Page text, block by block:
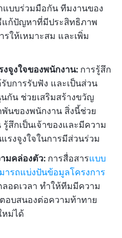
บบร่วมมือกัน ทีมงานของ
ก้ปัญหาที่มีประสิทธิภาพ
ให้เหมาะสม และเพิ่ม
จูงใจของพนักงาน: การรู้สึก
บการรับฟัง และเป็นส่วน
กัน ช่วยเสริมสร้างขวัญ
นของพนักงาน สิ่งนี้ช่วย
สึกเป็นเจ้าของและมีความ
รงจูงใจในการมีส่วนร่วม
มคล่องตัว: การสื่อสารแบบ
ารถแบ่งปันข้อมูลโครงการ
ลอดเวลา ทำให้ทีมมีความ
อบสนองต่อความท้าทาย
หม่ได้